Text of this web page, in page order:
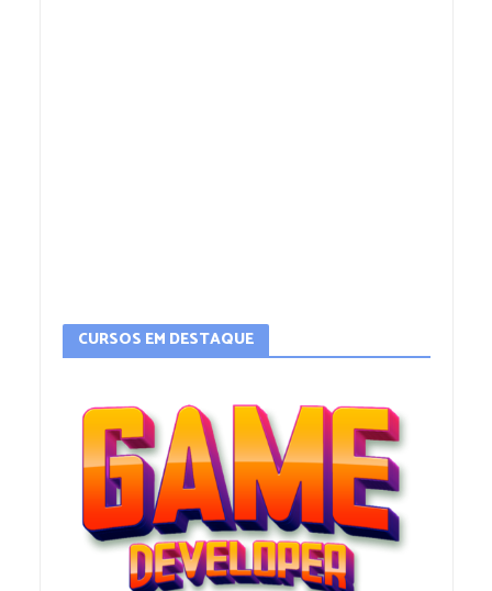
CURSOS EM DESTAQUE